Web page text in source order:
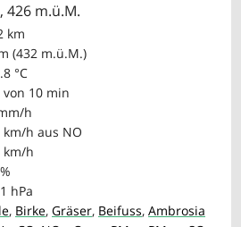
m.ü.M.
km
(432 m.ü.M.)
°C
von 10 min
h
km/h aus NO
km/h
hPa
, Birke, Gräser, Beifuss, Ambrosia